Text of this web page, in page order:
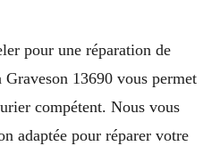
pour une réparation de
13690 vous permet
compétent. Nous vous
adaptée pour réparer votre